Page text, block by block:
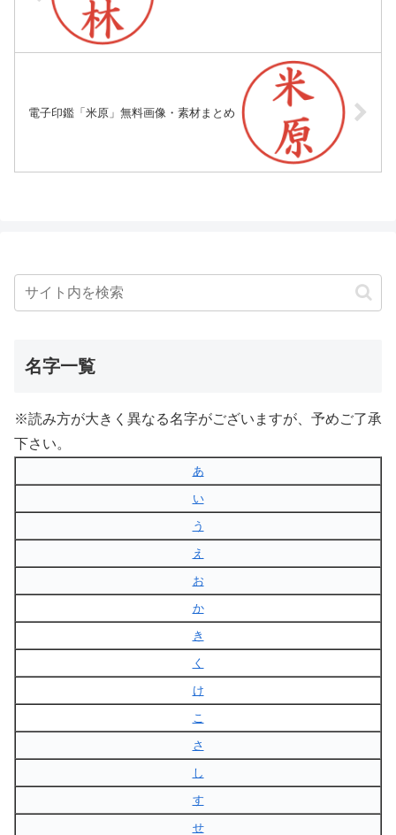
電子印鑑「米原」無料画像・素材まとめ
名字一覧
※読み方が大きく異なる名字がございますが、予めご了承
下さい。
あ
い
う
え
お
か
き
く
け
こ
さ
し
す
せ